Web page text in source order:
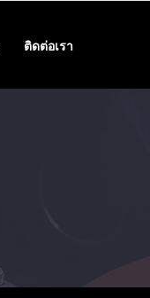
ติดต่อเรา